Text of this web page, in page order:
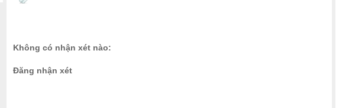
Không có nhận xét nào:
Đăng nhận xét